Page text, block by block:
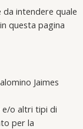
da intendere quale
questa pagina
Jaimes
o altri tipi di
per la